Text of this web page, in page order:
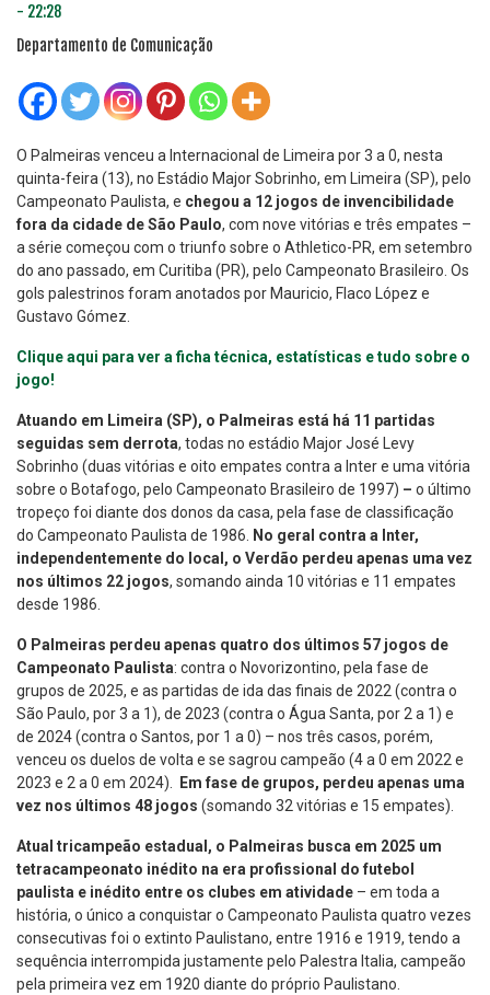
- 22:28
Departamento de Comunicação
O Palmeiras venceu a Internacional de Limeira por 3 a 0, nesta
quinta-feira (13), no Estádio Major Sobrinho, em Limeira (SP), pelo
Campeonato Paulista, e chegou a 12 jogos de invencibilidade
fora da cidade de São Paulo, com nove vitórias e três empates –
a série começou com o triunfo sobre o Athletico-PR, em setembro
do ano passado, em Curitiba (PR), pelo Campeonato Brasileiro. Os
gols palestrinos foram anotados por Mauricio, Flaco López e
Gustavo Gómez.
Clique aqui para ver a ficha técnica, estatísticas e tudo sobre o
jogo!
Atuando em Limeira (SP), o Palmeiras está há 11 partidas
seguidas sem derrota, todas no estádio Major José Levy
Sobrinho (duas vitórias e oito empates contra a Inter e uma vitória
sobre o Botafogo, pelo Campeonato Brasileiro de 1997) – o último
tropeço foi diante dos donos da casa, pela fase de classificação
do Campeonato Paulista de 1986.
No geral contra a Inter,
independentemente do local, o Verdão perdeu apenas uma vez
nos últimos 22 jogos, somando ainda 10 vitórias e 11 empates
desde 1986.
O Palmeiras perdeu apenas quatro dos últimos 57 jogos de
Campeonato Paulista: contra o Novorizontino, pela fase de
grupos de 2025, e as partidas de ida das finais de 2022 (contra o
São Paulo, por 3 a 1), de 2023 (contra o Água Santa, por 2 a 1) e
de 2024 (contra o Santos, por 1 a 0) – nos três casos, porém,
venceu os duelos de volta e se sagrou campeão (4 a 0 em 2022 e
2023 e 2 a 0 em 2024).
Em fase de grupos, perdeu apenas uma
vez nos últimos 48 jogos (somando 32 vitórias e 15 empates).
Atual tricampeão estadual, o Palmeiras busca em 2025 um
tetracampeonato inédito na era profissional do futebol
paulista e inédito entre os clubes em atividade – em toda a
história, o único a conquistar o Campeonato Paulista quatro vezes
consecutivas foi o extinto Paulistano, entre 1916 e 1919, tendo a
sequência interrompida justamente pelo Palestra Italia, campeão
pela primeira vez em 1920 diante do próprio Paulistano.